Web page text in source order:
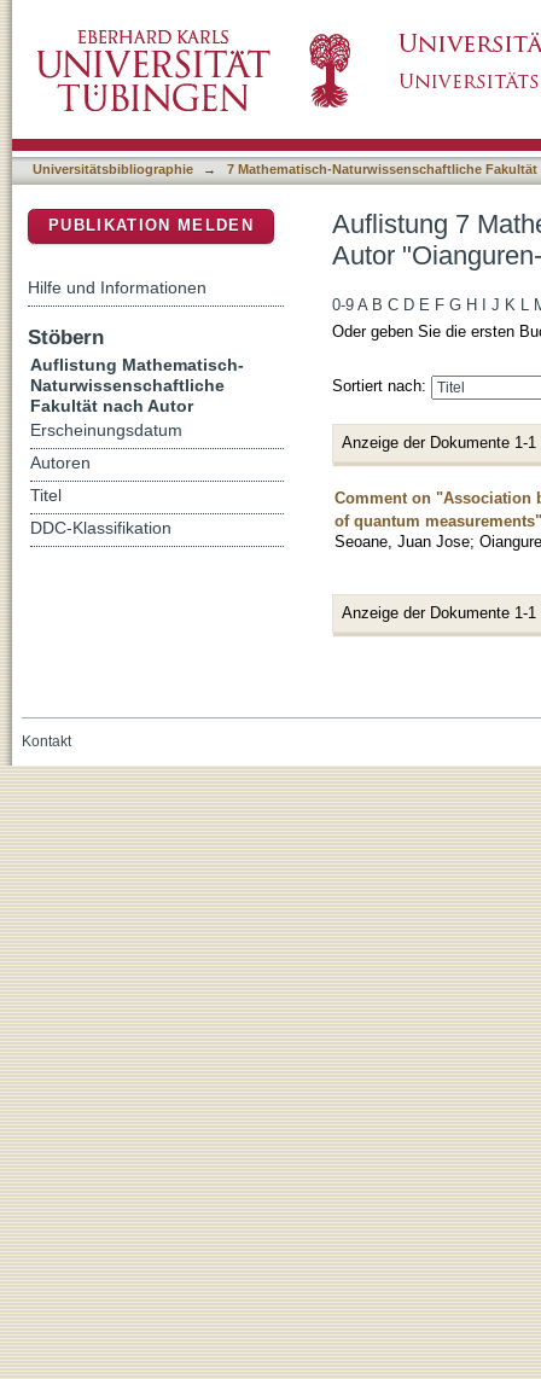
Universitätsbibliographie → 7 Mathematisch-Naturwissenschaftliche Fakultät
Auflistung 7
Autor
0-9 A B C D E F G H J K L
Oder geben Sie die ersten
Sortiert nach:
Anzeige der Dokumente 1-1
Comment on "Association
of quantum measurements"
Seoane, Juan Jose;
Anzeige der Dokumente 1-1
PUBLIKATION MELDEN
Hilfe und Informationen
Stöbern
Auflistung Mathematisch-
Naturwissenschaftliche
Fakultät nach Autor
Erscheinungsdatum
Autoren
Titel
DDC-Klassifikation
Kontakt